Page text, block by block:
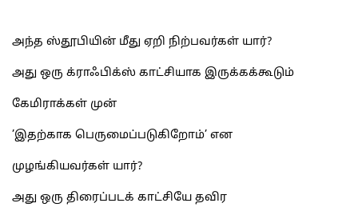
அந்த ஸ்தூபியின் மீது ஏறி நிற்பவர்கள் யார்?
அது ஒரு க்ராஃபிக்ஸ் காட்சியாக இருக்கக்கூடும்
கேமிராக்கள் முன்
’இதற்காக பெருமைப்படுகிறோம்’ என
முழங்கியவர்கள் யார்?
அது ஒரு திரைப்படக் காட்சியே தவிர